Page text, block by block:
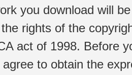
you download will
rights of the
act of 1998. Before
to obtain the